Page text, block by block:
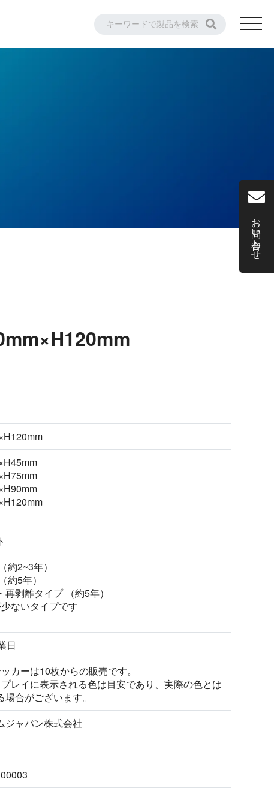
約2~3年）
約5年）
再剥離タイプ （約5年）
ないタイプです
日
カーは10枚からの販売です。
レイに表示される色は目安であり、実際の色とは
場合がございます。
ジャパン株式会社
お問い合わせ